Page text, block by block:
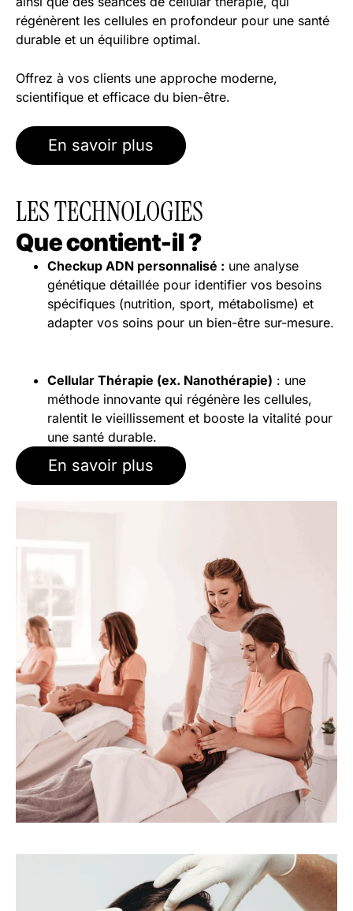
régénèrent les cellules en profondeur pour une santé
durable et un équilibre optimal.
Offrez à vos clients une approche moderne,
scientifique et efficace du bien-être.
En savoir plus
LES TECHNOLOGIES
Que contient-il ?
Checkup ADN personnalisé : une analyse
génétique détaillée pour identifier vos besoins
spécifiques (nutrition, sport, métabolisme) et
adapter vos soins pour un bien-être sur-mesure.
Cellular Thérapie (ex. Nanothérapie) : une
méthode innovante qui régénère les cellules,
ralentit le vieillissement et booste la vitalité pour
une santé durable.
En savoir plus